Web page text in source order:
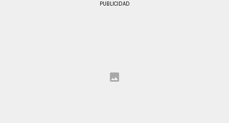
PUBLICIDAD